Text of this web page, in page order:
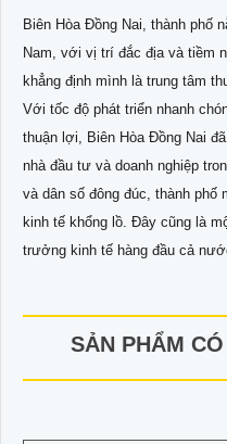
Biên Hòa Đồng Nai, thành phố
Nam, với vị trí đắc địa và tiềm
khẳng định mình là trung tâm
Với tốc độ phát triển nhanh
thuận lợi, Biên Hòa Đồng Nai
nhà đầu tư và doanh nghiệp
và dân số đông đúc, thành phố
kinh tế khổng lồ. Đây cũng là
trưởng kinh tế hàng đầu cả
SẢN PHẨM